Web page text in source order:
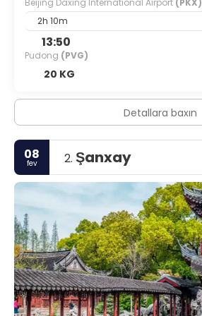
Beijing Daxing International Airport (PKX)
2h 10m
13:50
Pudong (PVG)
20 KG
Detallara baxın
08
fev 2. Şanxay